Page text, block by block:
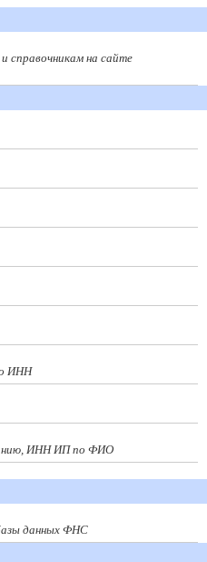
справочникам на сайте
ИНН
ИНН ИП по ФИО
данных ФНС